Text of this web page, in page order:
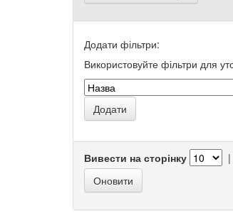
Додати фільтри:
Використовуйте фільтри для
Вивести на сторінку |